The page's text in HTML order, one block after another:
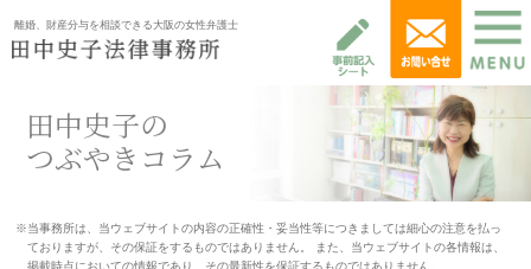
離婚、財産分与を相談できる大阪の女性弁護士
田中史子の
つぶやきコラム
※当事務所は、当ウェブサイトの内容の正確性・妥当性等につきましては細心の注意を払っ
ておりますが、その保証をするものではありません。 また、当ウェブサイトの各情報は、
掲載時点においての情報であり、その最新性を保証するものではありません。